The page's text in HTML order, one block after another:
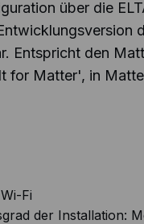
über die
Entspricht den
for Matter', in
Wi-Fi
der Installation: